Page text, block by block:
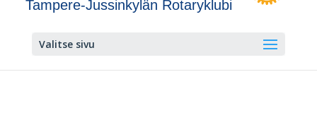
Tampere-Jussinkylän Rotaryklubi
Valitse sivu